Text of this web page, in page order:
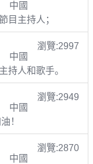
中國
目主持人；
瀏覽:2997
中國
持人和歌手。
瀏覽:2949
中國
！
瀏覽:2870
中國